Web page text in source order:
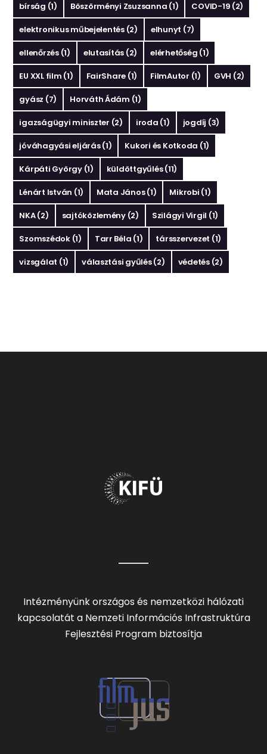
bírság (1) Böszörményi Zsuzsanna (1) COVID-19 (2)
elektronikus műbejelentés(2) elhunyt (7)
ellenőrzés(1) elutasítás (2) elérhetőség (1)
EU XXL film (1) FairShare (1) FilmAutor (1) GVH (2)
gyász (7) Horváth Ádám (1)
igazságügyi miniszter (2) iroda (1) jogdíj (3)
jóváhagyási eljárás(1) Kukori és Kotkoda (1)
Kárpáti György(1) küldöttgyűlés(11)
Lénárt István (1) Mata János(1) Mikrobi (1)
NKA(2) sajtóközlemény(2) Szilágyi Virgil (1)
Szomszédok(1) Tarr Béla (1) társszervezet (1)
vizsgálat (1) választási gyűlés(2) védetés(2)
Intézményünk országos és nemzetközi hálózati
kapcsolatát a Nemzeti Információs Infrastruktúra
Fejlesztési Program biztosítja